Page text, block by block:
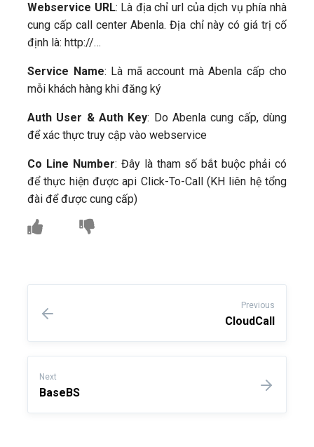
Webservice URL: Là địa chỉ url của dịch vụ phía nhà
cung cấp call center Abenla. Địa chỉ này có giá trị cố
định là: http://…
Service Name: Là mã account mà Abenla cấp cho
mỗi khách hàng khi đăng ký
Auth User & Auth Key: Do Abenla cung cấp, dùng
để xác thực truy cập vào webservice
Co Line Number: Đây là tham số bắt buộc phải có
để thực hiện được api Click-To-Call (KH liên hệ tổng
đài để được cung cấp)
Previous
CloudCall
Next
BaseBS